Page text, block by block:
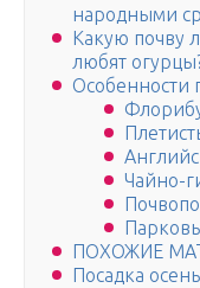
народными
Какую почву
любят
Особенности
Чайно-
ПОХОЖИЕ
Посадка